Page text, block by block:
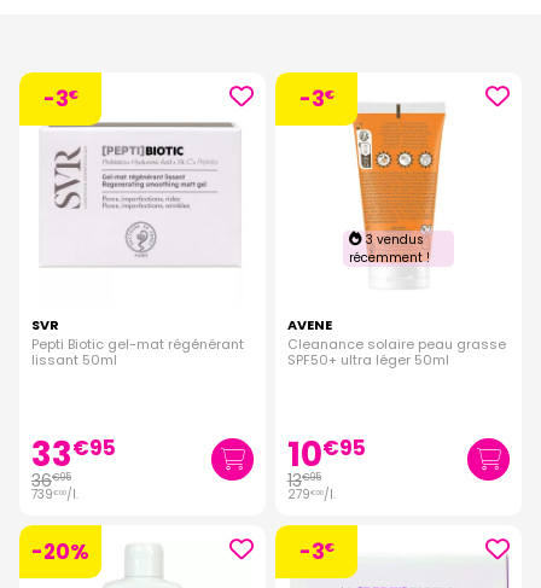
votre visage.
-3€
SVR
Pepti Biotic gel-mat régénérant
lissant 50ml
33€95
36€95
739€00/l.
-3€
3 vendus
récemment !
AVENE
Cleanance solaire peau grasse
SPF50+ ultra léger 50ml
10€95
13€95
279€00/l.
-20% -3€